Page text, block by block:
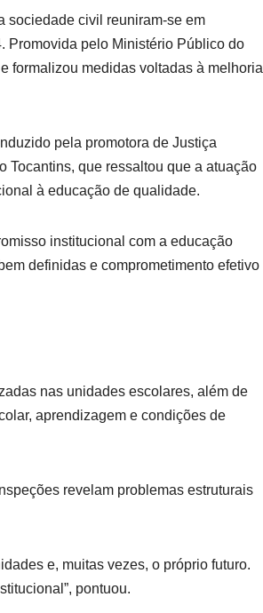
sociedade civil reuniram-se em
Promovida pelo Ministério Público do
formalizou medidas voltadas à melhoria
pela promotora de Justiça
Tocantins, que ressaltou que a atuação
à educação de qualidade.
institucional com a educação
definidas e comprometimento efetivo
nas unidades escolares, além de
aprendizagem e condições de
revelam problemas estruturais
e, muitas vezes, o próprio futuro.
pontuou.